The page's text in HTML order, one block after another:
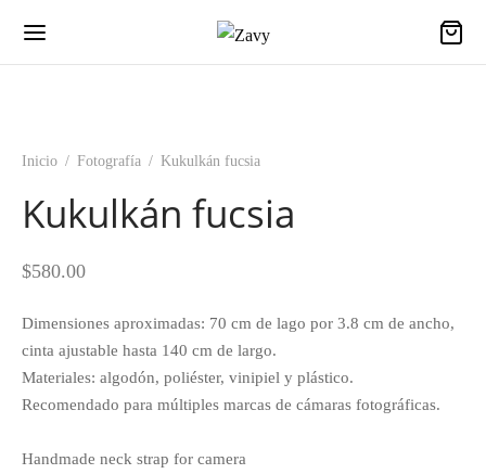
Inicio / Fotografía / Kukulkán fucsia
Kukulkán fucsia
$580.00
Dimensiones aproximadas: 70 cm de lago por 3.8 cm de ancho,
cinta ajustable hasta 140 cm de largo.
Materiales: algodón, poliéster, vinipiel y plástico.
Recomendado para múltiples marcas de cámaras fotográficas.
Handmade neck strap for camera